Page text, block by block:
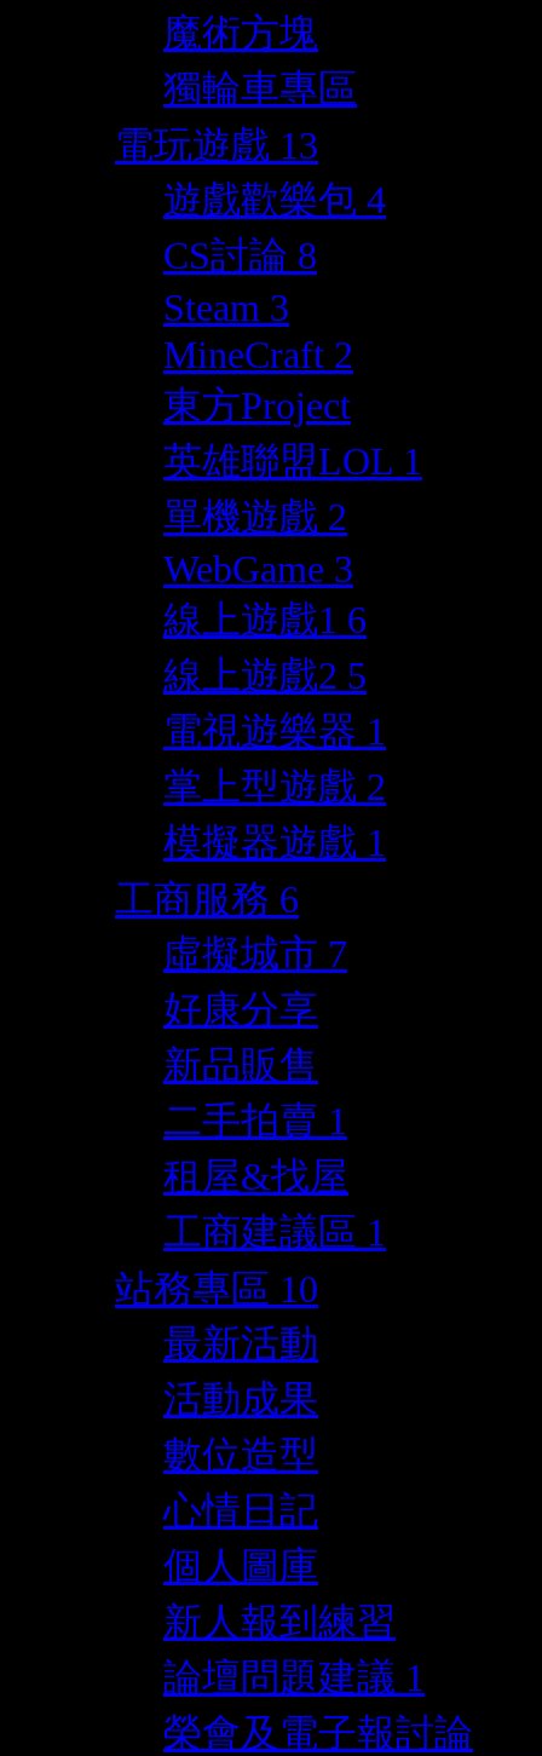
魔術方塊
獨輪車專區
電玩遊戲 13
遊戲歡樂包 4
CS討論 8
Steam 3
MineCraft 2
東方Project
英雄聯盟LOL 1
單機遊戲 2
WebGame 3
線上遊戲1 6
線上遊戲2 5
電視遊樂器 1
掌上型遊戲 2
模擬器遊戲 1
工商服務 6
虛擬城市 7
好康分享
新品販售
二手拍賣 1
租屋&找屋
工商建議區 1
站務專區 10
最新活動
活動成果
數位造型
心情日記
個人圖庫
新人報到練習
論壇問題建議 1
榮會及電子報討論